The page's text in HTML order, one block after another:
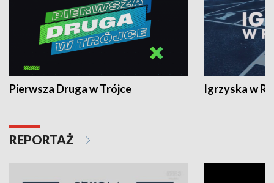
Pierwsza Druga w Trójce Igrzyska w
REPORTAŻ